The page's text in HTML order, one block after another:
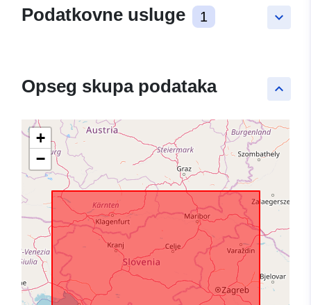
keyboard_arrow_down
Podatkovne usluge 1
keyboard_arrow_up
Opseg skupa podataka
+
−